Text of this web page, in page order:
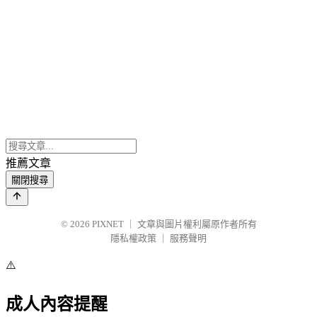
推薦文章
關閉搜尋
© 2026 PIXNET
文章與圖片權利屬原作者所有
隱私權政策
服務聲明
⚠️
成人內容提醒